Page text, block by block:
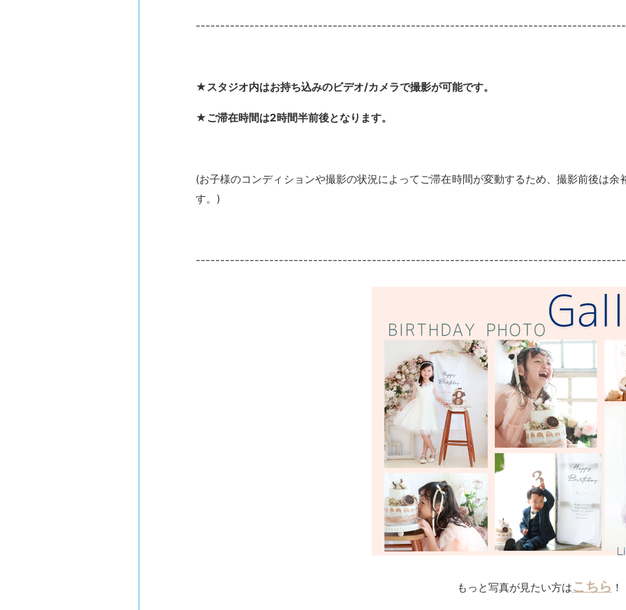
★スタジオ内はお持ち込みのビデオ/カメラで撮影が可能です。
★ご滞在時間は2時間半前後となります。
(お子様のコンディションや撮影の状況によってご滞在時間が変動するため、撮影前後は
す。)
もっと写真が見たい方はこちら ！